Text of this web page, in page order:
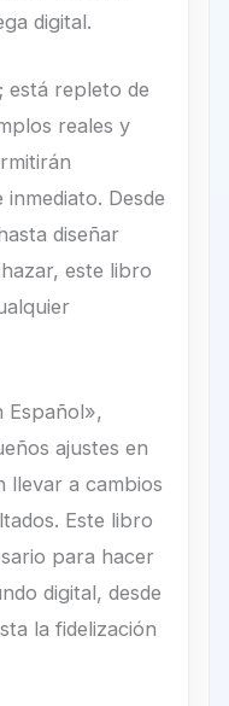
digital.
está repleto de
reales y
Desde
diseñar
este libro
Español»,
ajustes en
llevar a cambios
Este libro
para hacer
digital, desde
la fidelización